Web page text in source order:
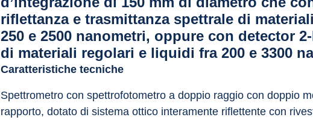
riflettanza e trasmittanza spettrale di
250 e 2500 nanometri, oppure con detector
di materiali regolari e liquidi fra 200 e 3300
Caratteristiche tecniche
Spettrometro con spettrofotometro a doppio raggio con doppio
rapporto, dotato di sistema ottico interamente riflettente con